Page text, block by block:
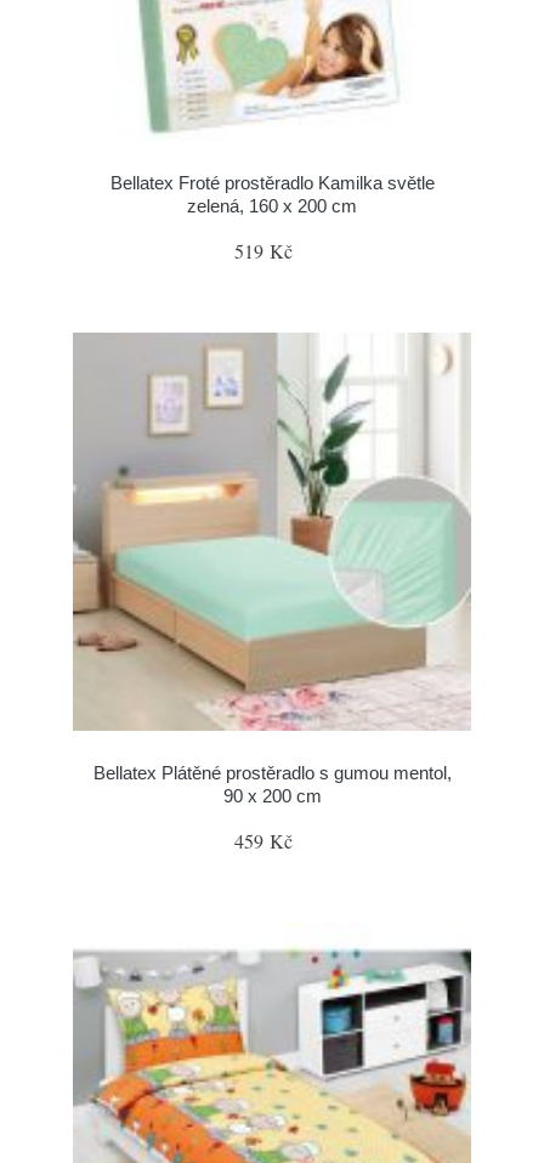
Bellatex Froté prostěradlo Kamilka světle
zelená, 160 x 200 cm
519 Kč
Bellatex Plátěné prostěradlo s gumou mentol,
90 x 200 cm
459 Kč